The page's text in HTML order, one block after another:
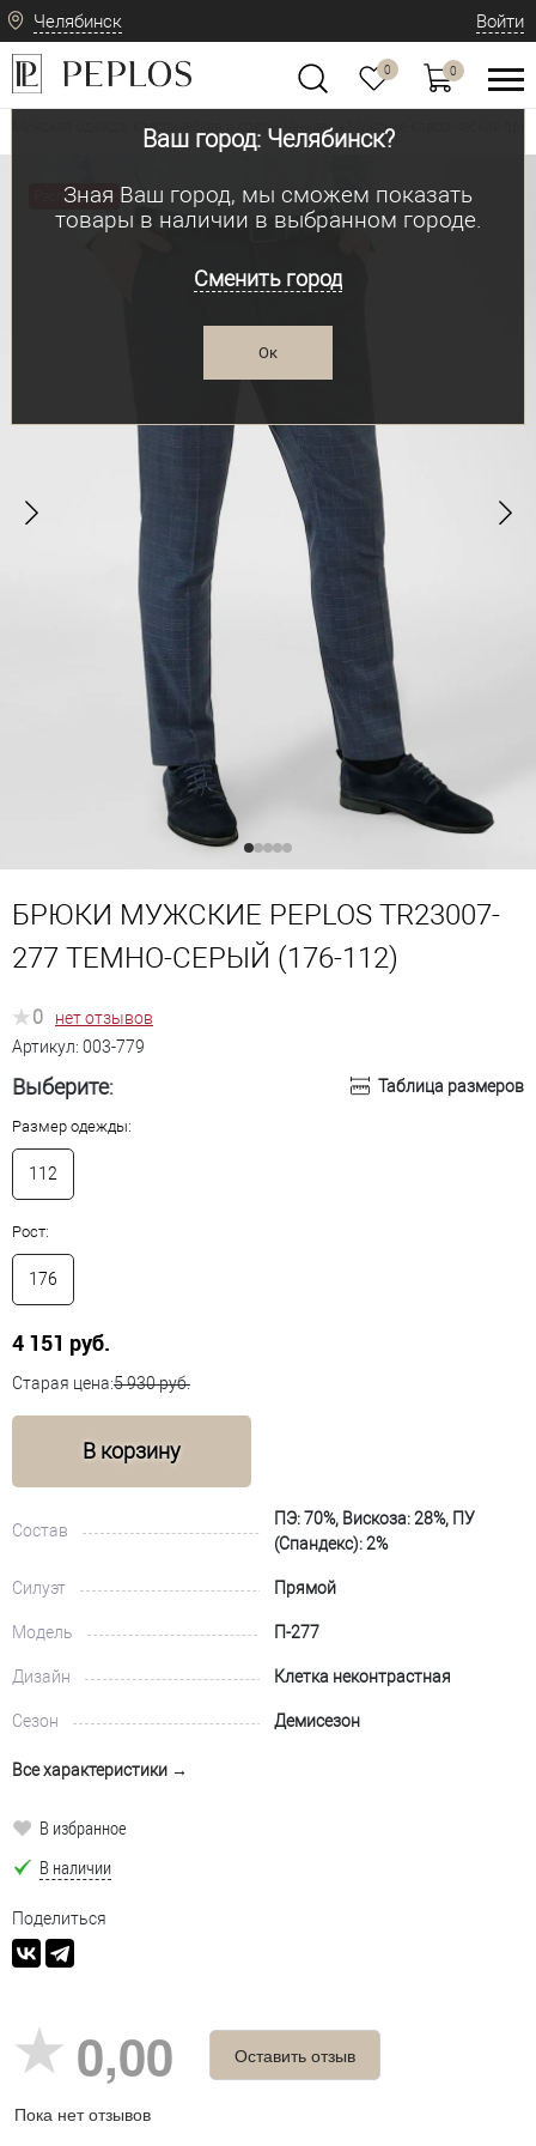
Челябинск
Ваш город: Челябинск?
Зная Ваш город, мы сможем показать
товары в наличии в выбранном городе.
Сменить город
Ок
Войти
0 0
Мужская одежда: классическая и современная Мужские классические
Распродажа
БРЮКИ МУЖСКИЕ PEPLOS TR23007-
277 ТЕМНО-СЕРЫЙ (176-112)
0
нет отзывов
Артикул: 003-779
Выберите: Таблица размеров
Размер одежды:
112
Рост:
176
4 151 руб.
Старая цена:5 930 руб.
В корзину
Состав
ПЭ: 70%, Вискоза: 28%, ПУ
(Спандекс): 2%
Силуэт Прямой
Модель П-277
Дизайн Клетка неконтрастная
Сезон Демисезон
Все характеристики →
В избранное
В наличии
Поделиться
0,00
Пока нет отзывов
Оставить отзыв